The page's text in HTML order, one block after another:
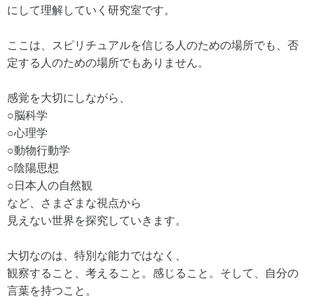
にして理解していく研究室です。
ここは、スピリチュアルを信じる人のための場所でも、否
定する人のための場所でもありません。
感覚を大切にしながら、
○脳科学
○心理学
○動物行動学
○陰陽思想
○日本人の自然観
など、さまざまな視点から
見えない世界を探究していきます。
大切なのは、特別な能力ではなく、
観察すること、考えること。感じること。そして、自分の
言葉を持つこと。